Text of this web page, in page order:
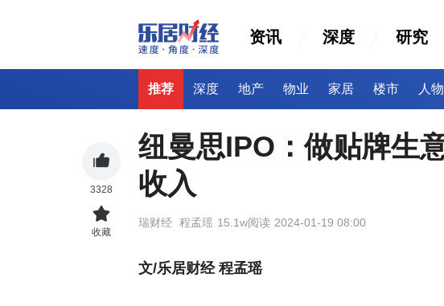
资讯 深度 研究
推荐 深度 地产 物业 家居 楼市 人物
纽曼思IPO：做贴牌生
收入
瑞财经 程孟瑶 15.1w阅读 2024-01-19 08:00
文/乐居财经 程孟瑶
3328
收藏